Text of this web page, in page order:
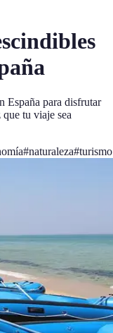
España para disfrutar
tu viaje sea
#naturaleza#turismo